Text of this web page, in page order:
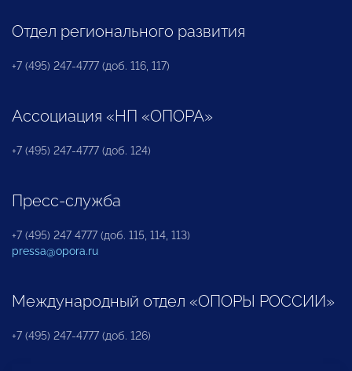
Отдел регионального развития
+7 (495) 247-4777 (доб. 116, 117)
Ассоциация «НП «ОПОРА»
+7 (495) 247-4777 (доб. 124)
Пресс-служба
+7 (495) 247 4777 (доб. 115, 114, 113)
pressa@opora.ru
Международный отдел «ОПОРЫ РОССИИ»
+7 (495) 247-4777 (доб. 126)